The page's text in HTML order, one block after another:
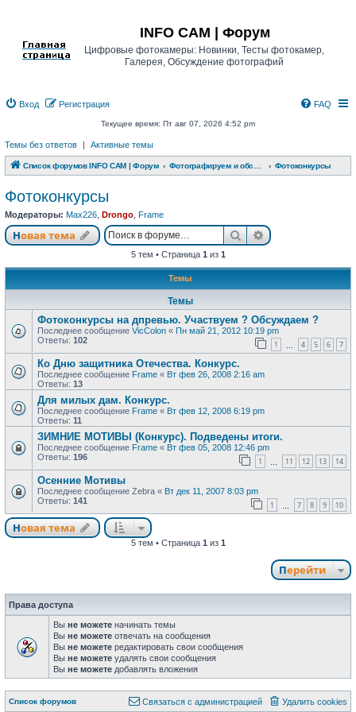
INFO CAM | Форум
Цифровые фотокамеры: Новинки, Тесты фотокамер,
Галерея, Обсуждение фотографий
Вход Регистрация FAQ
Текущее время: Пт авг 07, 2026 4:52 pm
Темы без ответов | Активные темы
Список форумов INFO CAM | Форум Фотоконкурсы
Фотоконкурсы
Модераторы: Max226 Drongo Frame
Новая тема
Новая тема ПоискРасширенный
5 тем • Страница 1 из 1
Темы
Темы
Фотоконкурсы на дпревью. Участвуем ? Обсуждаем ?
Последнее сообщение VicColon « Пн май 21, 2012 10:19 pm
Ответы: 102 1 4 5 6 7
Ко Дню защитника Отечества. Конкурс.
Последнее сообщение Frame « Вт фев 26, 2008 2:16 am
Ответы: 13
Для милых дам. Конкурс.
Последнее сообщение Frame « Вт фев 12, 2008 6:19 pm
Ответы: 11
ЗИМНИЕ МОТИВЫ (Конкурс). Подведены итоги.
Последнее сообщение Frame « Вт фев 05, 2008 12:46 pm
Ответы: 196 1 11 12 13 14
Осенние Мотивы
Последнее сообщение Zebra « Вт дек 11, 2007 8:03 pm
Ответы: 141 1 7 8 9 10
Новая тема
Новая тема
5 тем • Страница 1 из 1
Перейти
Права доступа
Вы не можете начинать темы
Вы не можете отвечать на сообщения
Вы не можете редактировать свои сообщения
Вы не можете удалять свои сообщения
Вы не можете добавлять вложения
Список форумов Удалить cookies
Связаться с Связаться с администрацией